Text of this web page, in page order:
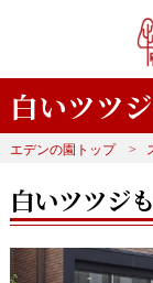
白いツツ
エデンの園トップ
白いツツジ